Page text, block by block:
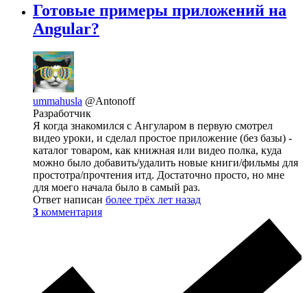
Готовые примеры приложений на
Angular?
ummahusla @Antonoff
Разработчик
Я когда знакомился с Ангуларом в первую смотрел
видео уроки, и сделал простое приложение (без базы) -
каталог товаром, как книжная или видео полка, куда
можно было добавить/удалить новые книги/фильмы для
простотра/прочтения итд. Достаточно просто, но мне
для моего начала было в самый раз.
Ответ написан более трёх лет назад
3 комментария